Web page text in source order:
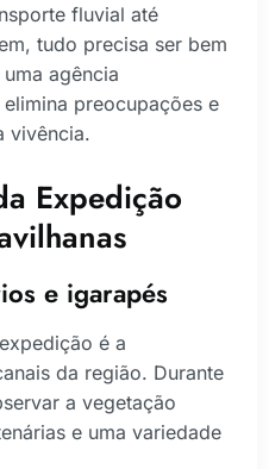
fluvial até
tudo precisa ser bem
agência
preocupações e
vivência.
Expedição
e igarapés
é a
da região. Durante
a vegetação
e uma variedade